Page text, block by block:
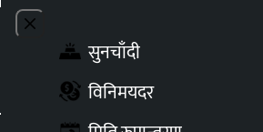
Close menu
सुनचाँदी
विनिमयदर